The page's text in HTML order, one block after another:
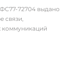
72704 выдано
связи,
коммуникаций